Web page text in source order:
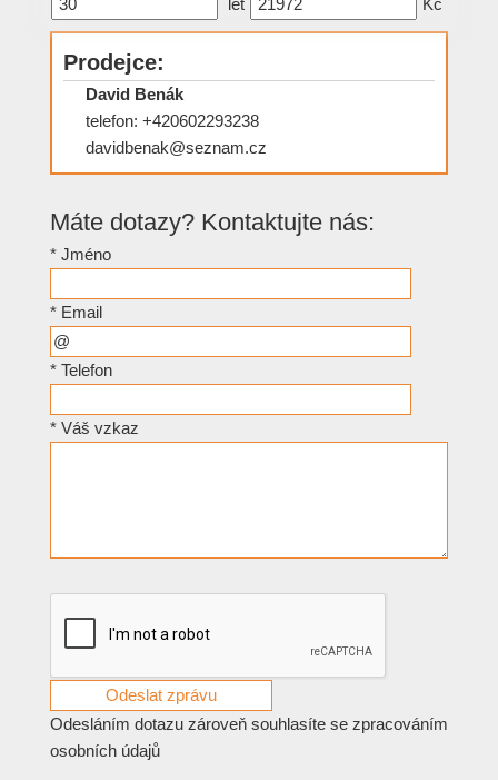
Prodejce:
David Benák
telefon: +420602293238
davidbenak@seznam.cz
Máte dotazy? Kontaktujte nás:
* Jméno
* Email
* Telefon
* Váš vzkaz
Odesláním dotazu zároveň souhlasíte se zpracováním
osobních údajů